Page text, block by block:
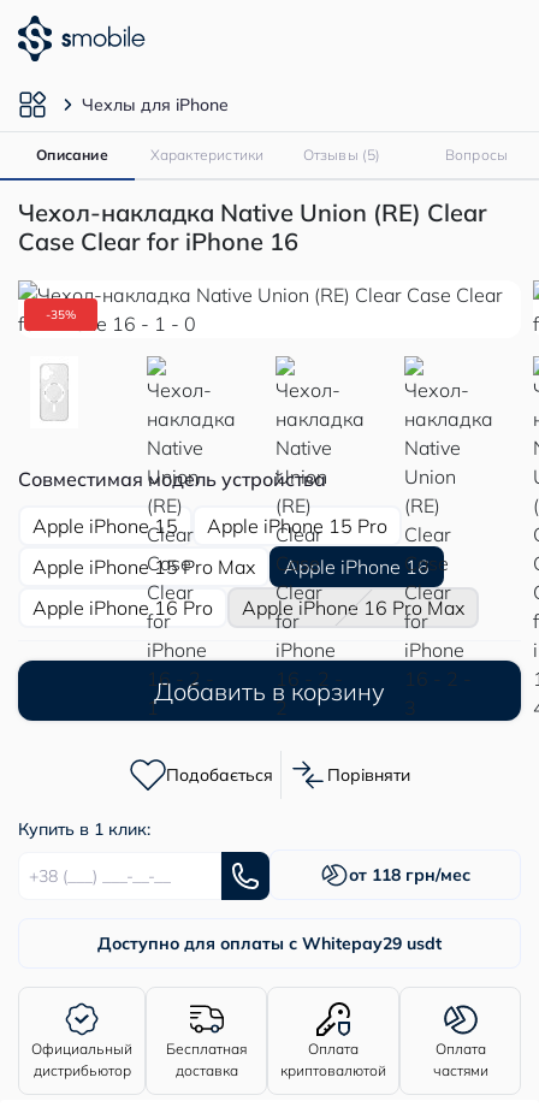
Чехлы для iPhone
Описание Характеристики Отзывы (5) Вопросы
Чехол-накладка Native Union (RE) Clear
Case Clear for iPhone 16
-35%
Совместимая модель устройства
Apple iPhone 15
Apple iPhone 15 Pro
Apple iPhone 15 Pro Max
Apple iPhone 16
Apple iPhone 16 Pro
Apple iPhone 16 Pro Max
Добавить в корзину
Подобається Порівняти
Купить в 1 клик:
от 118 грн/мес
Доступно для оплаты с Whitepay29 usdt
Официальный
дистрибьютор
Бесплатная
доставка
Оплата
криптовалютой
Оплата
частями